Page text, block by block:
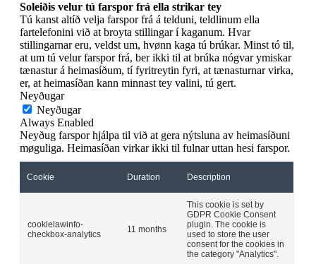
Soleiðis velur tú farspor frá ella strikar tey
Tú kanst altíð velja farspor frá á telduni, teldlinum ella
fartelefonini við at broyta stillingar í kaganum. Hvar
stillingarnar eru, veldst um, hvønn kaga tú brúkar. Minst tó til,
at um tú velur farspor frá, ber ikki til at brúka nógvar ymiskar
tænastur á heimasíðum, tí fyritreytin fyri, at tænasturnar virka,
er, at heimasíðan kann minnast tey valini, tú gert.
Neyðugar
Neyðugar
Always Enabled
Neyðug farspor hjálpa til við at gera nýtsluna av heimasíðuni
møguliga. Heimasíðan virkar ikki til fulnar uttan hesi farspor.
Cookie Duration Description
cookielawinfo-
checkbox-analytics
11 months
This cookie is set by
GDPR Cookie Consent
plugin. The cookie is
used to store the user
consent for the cookies in
the category "Analytics".